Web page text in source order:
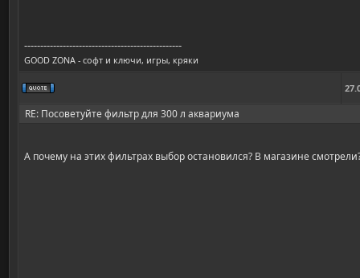
-------------------------------------------------
GOOD ZONA - софт и ключи, игры, кряки
RE: Посоветуйте фильтр для 300 л аквариума
А почему на этих фильтрах выбор остановился? В магазине